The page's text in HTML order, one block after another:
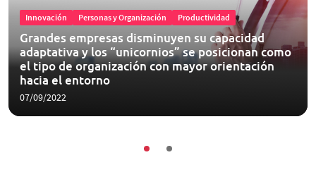
Innovación Personas y Organización Productividad
Grandes empresas disminuyen su capacidad
adaptativa y los “unicornios” se posicionan como
el tipo de organización con mayor orientación
hacia el entorno
07/09/2022